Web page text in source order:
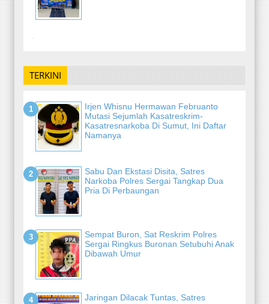
-
TERKINI
Irjen Whisnu Hermawan Februanto
Mutasi Sejumlah Kasatreskrim-
Kasatresnarkoba Di Sumut, Ini Daftar
Namanya
Sabu Dan Ekstasi Disita, Satres
Narkoba Polres Sergai Tangkap Dua
Pria Di Perbaungan
Sempat Buron, Sat Reskrim Polres
Sergai Ringkus Buronan Setubuhi Anak
Dibawah Umur
Jaringan Dilacak Tuntas, Satres